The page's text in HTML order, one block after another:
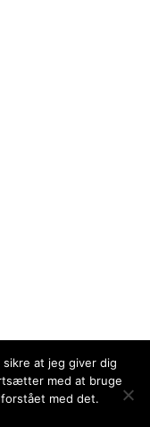
at jeg giver dig
med at bruge
med det.